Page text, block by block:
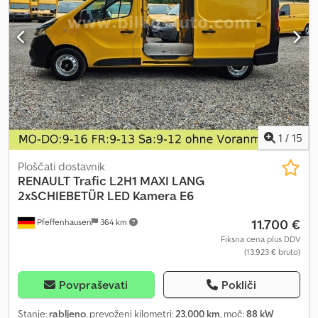
1 / 15
Pfeffenhausen 364 km
Ploščati dostavnik
RENAULTTrafic L2H1 MAXI LANG
2xSCHIEBETÜR LED Kamera E6
11.700 €
Fiksna cena plus DDV
(13.923 € bruto)
Povpraševati Pokliči
Stanje: rabljeno, prevoženi kilometri: 23.000 km, moč:88 kW